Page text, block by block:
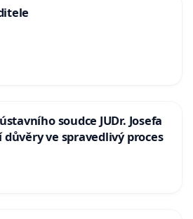
soudce JUDr. Josefa
ve spravedlivý proces